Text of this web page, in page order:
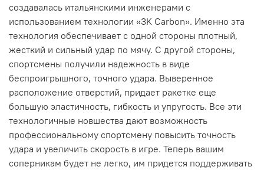
создавалась итальянскими инженерами с
использованием технологии «3K Carbon». Именно эта
технология обеспечивает с одной стороны плотный,
жесткий и сильный удар по мячу. С другой стороны,
спортсмены получили надежность в виде
беспроигрышного, точного удара. Выверенное
расположение отверстий, придает ракетке еще
большую эластичность, гибкость и упругость. Все эти
технологичные новшества дают возможность
профессиональному спортсмену повысить точность
удара и увеличить скорость в игре. Теперь вашим
соперникам будет не легко, им придется поддерживать